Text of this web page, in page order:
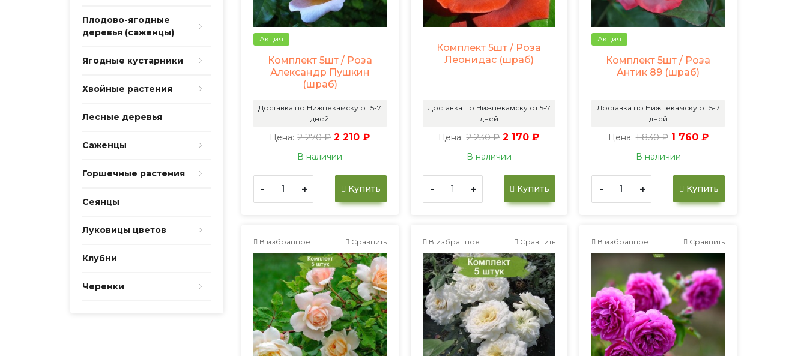
Плодово-ягодные
деревья (саженцы)
Ягодные кустарники
Хвойные растения
Лесные деревья
Саженцы
Горшечные растения
Сеянцы
Луковицы цветов
Клубни
Черенки
Акция
Комплект 5шт / Роза
Александр Пушкин
(шраб)
Доставка по Нижнекамску от 5-7
дней
Цена: 2 270 ₽ 2 210 ₽
В наличии
- + Купить
Комплект 5шт / Роза
Леонидас (шраб)
Доставка по Нижнекамску от 5-7
дней
Цена: 2 230 ₽ 2 170 ₽
В наличии
- + Купить
Акция
Комплект 5шт / Роза
Антик 89 (шраб)
Доставка по Нижнекамску от 5-7
дней
Цена: 1 830 ₽ 1 760 ₽
В наличии
- + Купить
В избранное Сравнить В избранное Сравнить В избранное Сравнить